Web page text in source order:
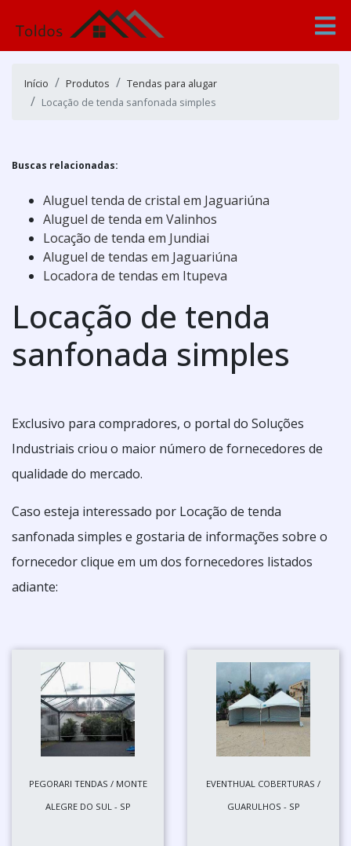
Início Produtos
Tendas para alugar
Locação de tenda sanfonada simples
Buscas relacionadas:
Aluguel tenda de cristal em Jaguariúna
Aluguel de tenda em Valinhos
Locação de tenda em Jundiai
Aluguel de tendas em Jaguariúna
Locadora de tendas em Itupeva
Locação de tenda
sanfonada simples
Exclusivo para compradores, o portal do Soluções
Industriais criou o maior número de fornecedores de
qualidade do mercado.
Caso esteja interessado por Locação de tenda
sanfonada simples e gostaria de informações sobre o
fornecedor clique em um dos fornecedores listados
adiante:
PEGORARI TENDAS / MONTE
ALEGRE DO SUL - SP
EVENTHUAL COBERTURAS /
GUARULHOS - SP